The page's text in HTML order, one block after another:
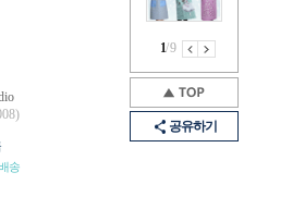
1/9
공유하기
송